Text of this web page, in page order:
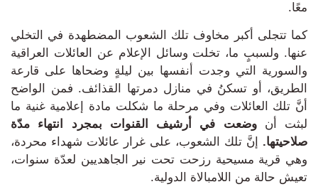
معًا.
كما تتجلى أكبر مخاوف تلك الشعوب المضطهدة في التخلي
عنها. ولسببٍ ما، تخلت وسائل الإعلام عن العائلات العراقية
والسورية التي وجدت أنفسها بين ليلةٍ وضحاها على قارعة
الطريق، أو تسكنُ في منازل دمرتها القذائف. فمن الواضح
أنَّ تلك العائلات وفي مرحلة ما شكلت مادة إعلامية غنية ما
لبثت أنوضعت في أرشيف القنوات بمجرد انتهاء مدّة
صلاحيتها.
إنَّ تلك الشعوب، على غرار عائلات شهداء محردة،
وهي قرية مسيحية رزحت تحت نير الجاهديين لعدّة سنوات،
تعيش حالة من اللامبالاة الدولية.